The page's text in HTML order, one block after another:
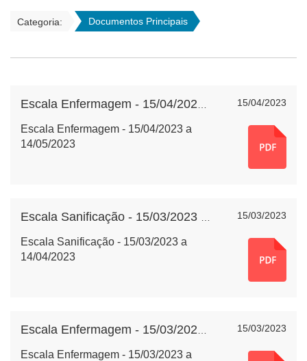
Categoria: Documentos Principais
15/04/2023
Escala Enfermagem - 15/04/2023 a
14/05/2023
15/03/2023
Escala Sanificação - 15/03/2023 a
14/04/2023
15/03/2023
Escala Enfermagem - 15/03/2023 a